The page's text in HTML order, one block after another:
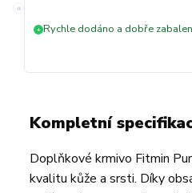
«
+ Rychle dodáno a dobře
Kompletní
Doplňkové krmivo Fitmin
kvalitu kůže a srsti. Díky